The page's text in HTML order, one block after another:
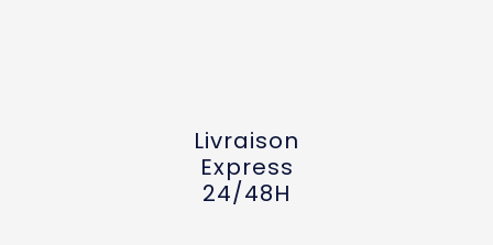
Livraison
Express
24/48H